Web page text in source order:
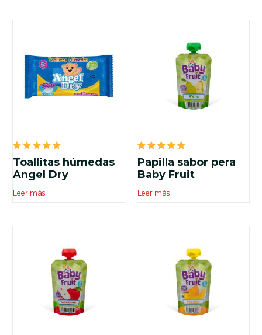
Valorado
en
5.00
de 5
Toallitas húmedas
Angel Dry
Leer más
Valorado
en
5.00
de 5
Papilla sabor pera
Baby Fruit
Leer más